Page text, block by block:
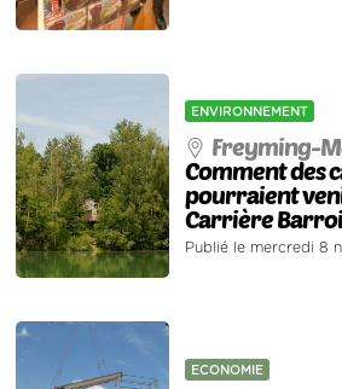
ENVIRONNEMENT
Freyming-
Comment des
pourraient
Carrière
Publié le mercredi 8
ECONOMIE